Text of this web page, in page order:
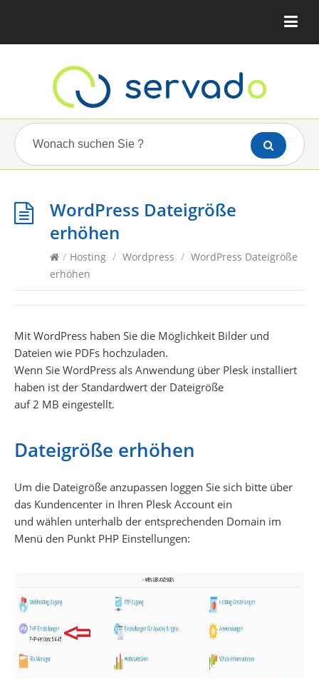
WordPress Dateigröße
erhöhen
/ Hosting / Wordpress / WordPress Dateigröße
erhöhen
Mit WordPress haben Sie die Möglichkeit Bilder und
Dateien wie PDFs hochzuladen.
Wenn Sie WordPress als Anwendung über Plesk installiert
haben ist der Standardwert der Dateigröße
auf 2 MB eingestellt.
Dateigröße erhöhen
Um die Dateigröße anzupassen loggen Sie sich bitte über
das Kundencenter in Ihren Plesk Account ein
und wählen unterhalb der entsprechenden Domain im
Menü den Punkt PHP Einstellungen: